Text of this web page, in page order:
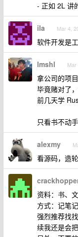
- 正如 2L 讲
ila Mar 4,
软件开发是
lmshl
拿公司的项
毕竟赌对了
前几天学
只看书不动
alexmy
看源码，造轮
资料：书、
方式：记笔
强烈推荐找
续我还是会